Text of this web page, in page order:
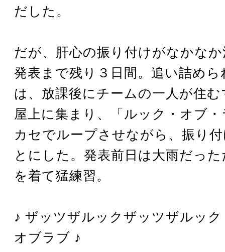
だした。
だが、肝心の振り付けがなかな
発表まで残り３日間。追い詰め
は、放課後にチームの一人が住
屋上に集まり、「ルック・オブ
カセでループさせながら、振り
とにした。発表前日は大雨だっ
を着て猛練習。
♪ ザッツザルックザッツザルッ
オブラブ ♪